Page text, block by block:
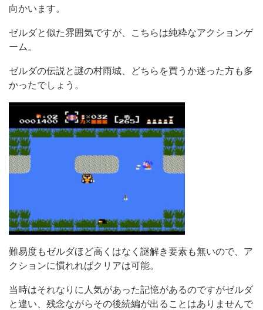
向かいます。
ゼルダと似た雰囲気ですが、こちらは純粋なアクションゲ
ーム。
ゼルダの伝説と謎の村雨城、どちらを買うか迷った方も多
かったでしょう。
難易度もゼルダほど高くはなく謎解き要素も無いので、ア
クションに慣れればクリアは可能。
当時はそれなりに人気があった記憶があるのですがゼルダ
と違い、残念ながらその後続編が出ることはありませんで